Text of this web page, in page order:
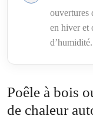
ouvertures
en hiver et
d’humidité.
Poêle à bois
de chaleur